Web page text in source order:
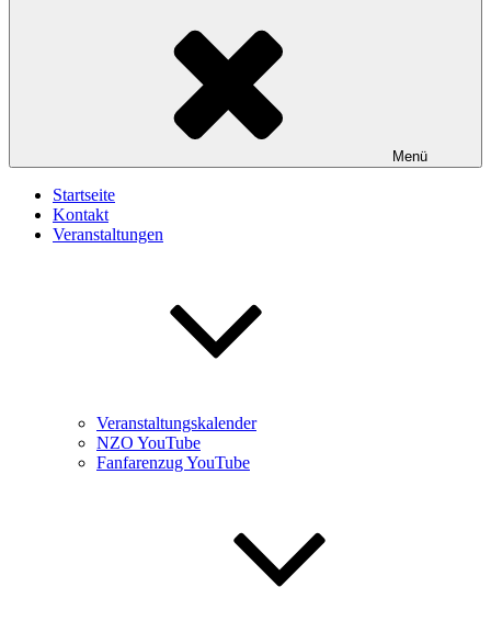
Menü
Startseite
Kontakt
Veranstaltungen
Veranstaltungskalender
NZO YouTube
Fanfarenzug YouTube